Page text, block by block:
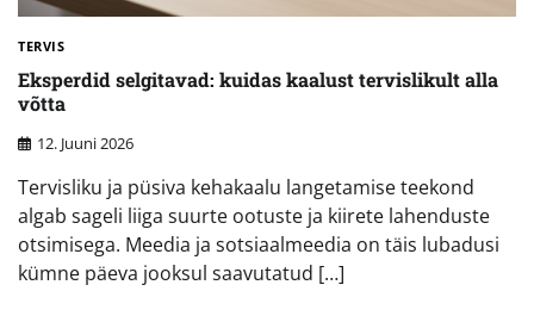
TERVIS
Eksperdid selgitavad: kuidas kaalust tervislikult alla
võtta
12. Juuni 2026
Tervisliku ja püsiva kehakaalu langetamise teekond
algab sageli liiga suurte ootuste ja kiirete lahenduste
otsimisega. Meedia ja sotsiaalmeedia on täis lubadusi
kümne päeva jooksul saavutatud […]